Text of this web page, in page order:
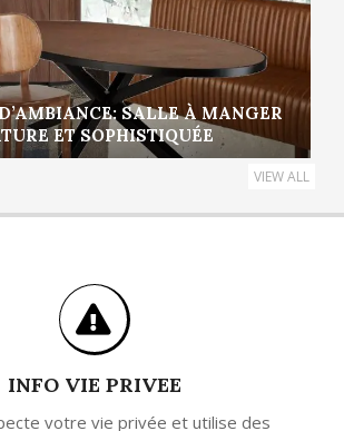
SALLE À MANGER
ET SOPHISTIQUÉE
VIEW ALL
INFO VIE PRIVEE
votre vie privée et utilise des